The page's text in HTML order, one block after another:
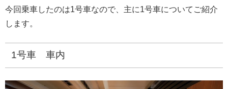
今回乗車したのは1号車なので、主に1号車についてご紹介
します。
1号車 車内